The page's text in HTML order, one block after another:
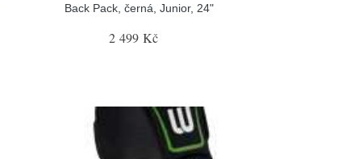
Back Pack, černá, Junior, 24"
2 499 Kč